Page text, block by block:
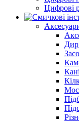
Цифрові